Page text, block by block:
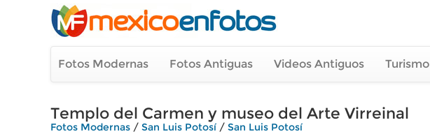
Fotos Modernas Fotos Antiguas Videos Antiguos Turismo
Templo del Carmen y museo del Arte Virreinal
Fotos Modernas / San Luis Potosí / San Luis Potosí